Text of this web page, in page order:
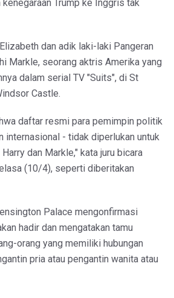
kenegaraan Trump ke Inggris tak
dan adik laki-laki Pangeran
Markle, seorang aktris Amerika yang
dalam serial TV "Suits", di St
Castle.
daftar resmi para pemimpin politik
internasional - tidak diperlukan untuk
dan Markle," kata juru bicara
(10/4), seperti diberitakan
Palace mengonfirmasi
hadir dan mengatakan tamu
orang yang memiliki hubungan
pria atau pengantin wanita atau